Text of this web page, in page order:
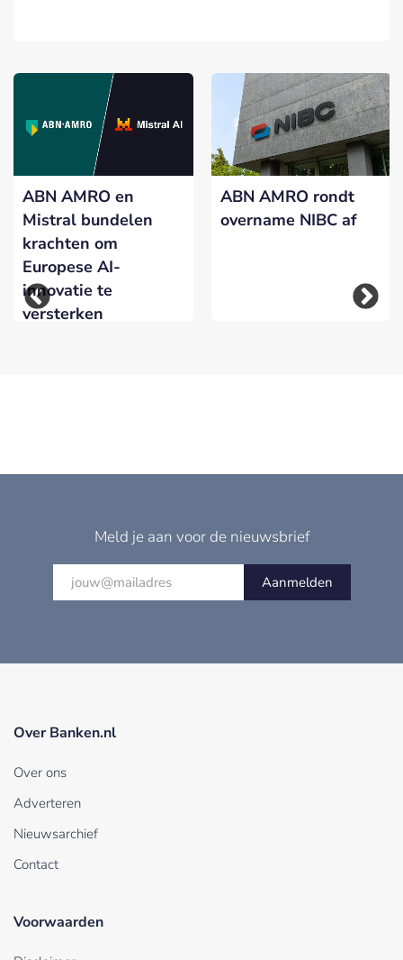
ABN AMRO en
Mistral bundelen
krachten om
Europese AI-
innovatie te
versterken
ABN AMRO rondt
overname NIBC af
Meld je aan voor de nieuwsbrief
Aanmelden
Over Banken.nl
Over ons
Adverteren
Nieuwsarchief
Contact
Voorwaarden